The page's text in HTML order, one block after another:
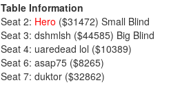
Table Information
Seat 2: Hero ($31472) Small Blind
Seat 3: dshmlsh ($44585) Big Blind
Seat 4: uaredead lol ($10389)
Seat 6: asap75 ($8265)
Seat 7: duktor ($32862)